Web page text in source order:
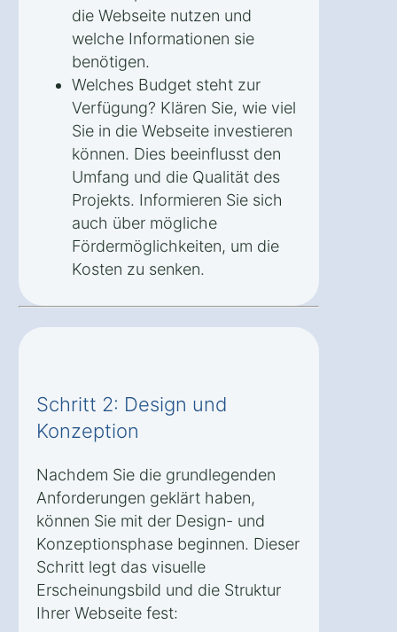
die Webseite nutzen und
welche Informationen sie
benötigen.
Welches Budget steht zur
Verfügung? Klären Sie, wie viel
Sie in die Webseite investieren
können. Dies beeinflusst den
Umfang und die Qualität des
Projekts. Informieren Sie sich
auch über mögliche
Fördermöglichkeiten, um die
Kosten zu senken.
Schritt 2: Design und
Konzeption
Nachdem Sie die grundlegenden
Anforderungen geklärt haben,
können Sie mit der Design- und
Konzeptionsphase beginnen. Dieser
Schritt legt das visuelle
Erscheinungsbild und die Struktur
Ihrer Webseite fest: